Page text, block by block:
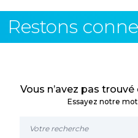
Restons
Vous n’avez pas
Essayez notre